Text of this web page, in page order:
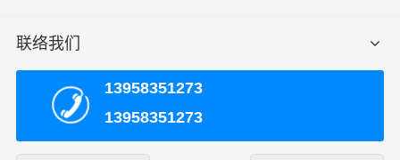
联络我们
13958351273
13958351273